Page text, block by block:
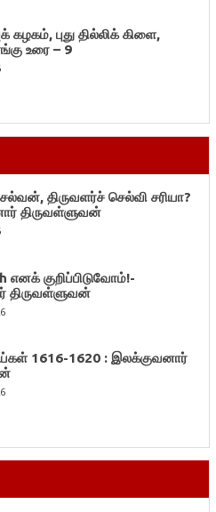
கழகம், புது தில்லிக் கிளை,
உரை – 9
திருவளர்ச் செல்வி சரியா?
திருவள்ளுவன்
குறிப்பிடுவோம்!-
திருவள்ளுவன்
1616-1620 : இலக்குவனார்